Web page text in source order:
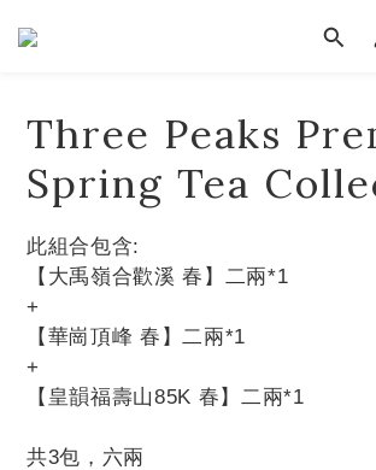
Three Peaks
Spring Tea
此組合包含:
【大禹嶺合歡溪 春】二兩*1
+
【華崗頂峰 春】二兩*1
+
【皇韻福壽山85K 春】二兩*1
共3包，六兩